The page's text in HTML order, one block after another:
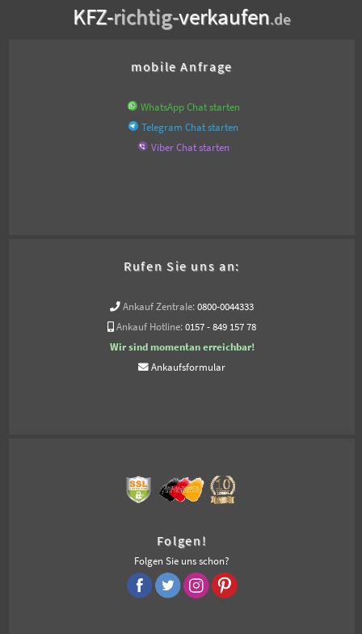
KFZ-richtig-verkaufen.de
mobile Anfrage
WhatsApp Chat starten
Telegram Chat starten
Viber Chat starten
Rufen Sie uns an:
Ankauf Zentrale: 0800-0044333
Ankauf Hotline: 0157 - 849 157 78
Wir sind momentan erreichbar!
Ankaufsformular
Folgen!
Folgen Sie uns schon?